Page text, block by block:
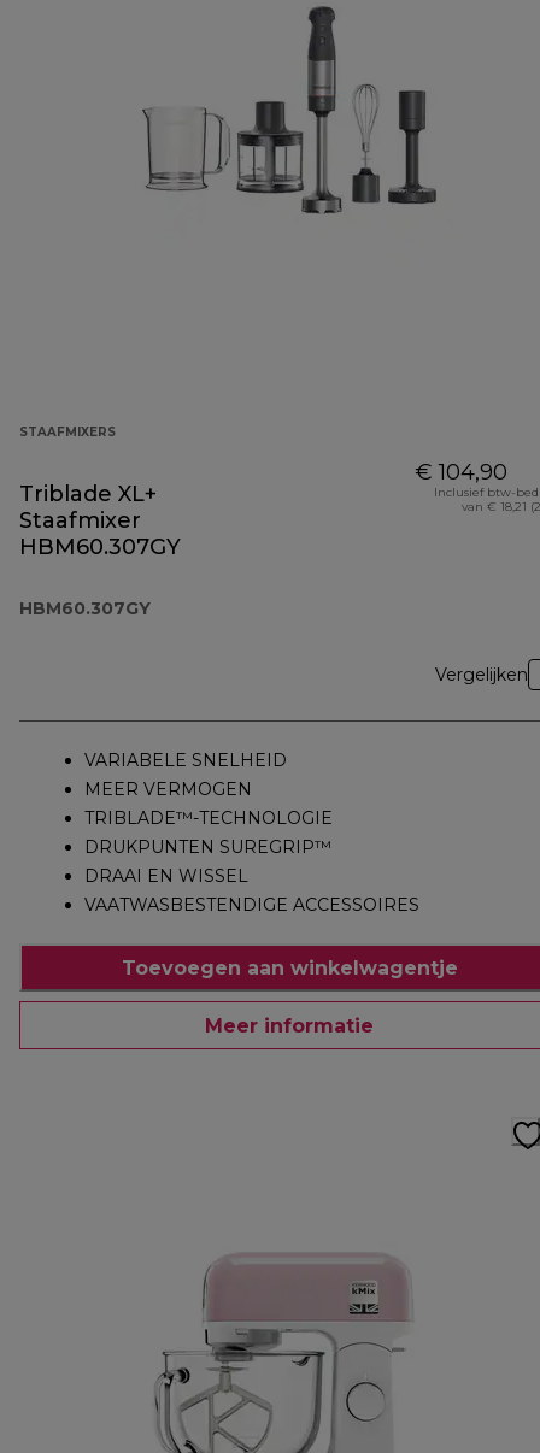
STAAFMIXERS
Triblade XL+
Staafmixer
HBM60.307GY
HBM60.307GY
€ 104,90
Inclusief btw-
van € 18,21
Vergelijken
VARIABELE SNELHEID
MEER VERMOGEN
TRIBLADE™-TECHNOLOGIE
DRUKPUNTEN SUREGRIP™
DRAAI EN WISSEL
VAATWASBESTENDIGE ACCESSOIRES
Toevoegen aan winkelwagentje
Meer informatie